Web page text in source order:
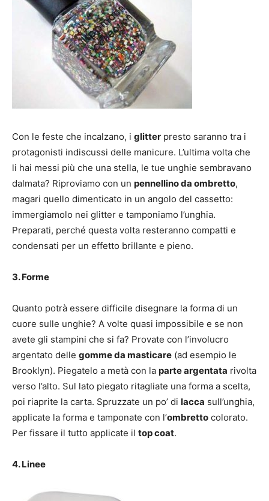
Con le feste che incalzano, i glitter presto saranno tra i
protagonisti indiscussi delle manicure. L’ultima volta che
li hai messi più che una stella, le tue unghie sembravano
dalmata? Riproviamo con un pennellino da ombretto,
magari quello dimenticato in un angolo del cassetto:
immergiamolo nei glitter e tamponiamo l’unghia.
Preparati, perché questa volta resteranno compatti e
condensati per un effetto brillante e pieno.
3. Forme
Quanto potrà essere difficile disegnare la forma di un
cuore sulle unghie? A volte quasi impossibile e se non
avete gli stampini che si fa? Provate con l’involucro
argentato delle gomme da masticare (ad esempio le
Brooklyn). Piegatelo a metà con la parte argentata rivolta
verso l’alto. Sul lato piegato ritagliate una forma a scelta,
poi riaprite la carta. Spruzzate un po’ di lacca sull’unghia,
applicate la forma e tamponate con l’ombretto colorato.
Per fissare il tutto applicate il top coat.
4. Linee